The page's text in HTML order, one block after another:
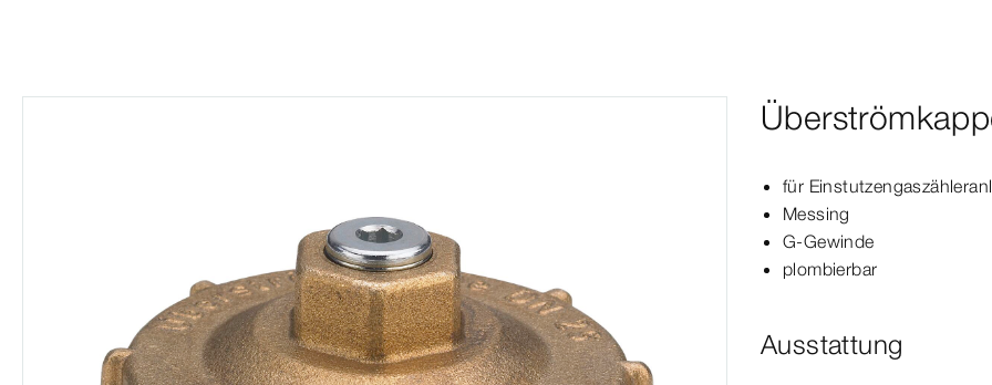
für Einstutzengaszähler
Messing
G-​Gewinde
plombierbar
Ausstattung